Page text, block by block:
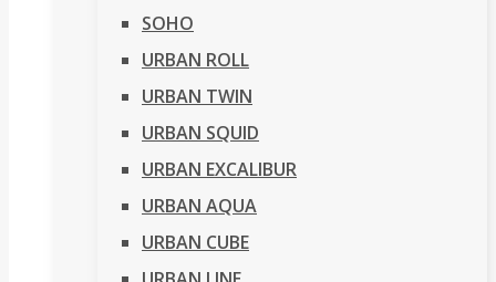
SOHO
URBAN ROLL
URBAN TWIN
URBAN SQUID
URBAN EXCALIBUR
URBAN AQUA
URBAN CUBE